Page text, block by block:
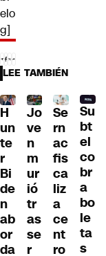
elo
g]
LEE TAMBIÉN
H
un
te
r
Bi
de
n
ab
or
da
Jo
ve
n
m
ur
ió
tr
as
se
r
Se
rn
ac
fis
ca
liz
a
ce
nt
ro
Su
bt
el
co
br
a
bo
le
ta
s